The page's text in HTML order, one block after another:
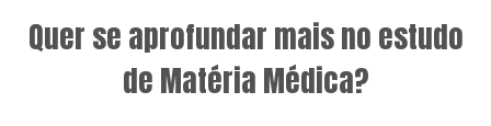
Quer se aprofundar mais no estudo
de Matéria Médica?